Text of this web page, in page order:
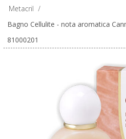
Metacril /
Bagno Cellulite - nota aromatica
81000201